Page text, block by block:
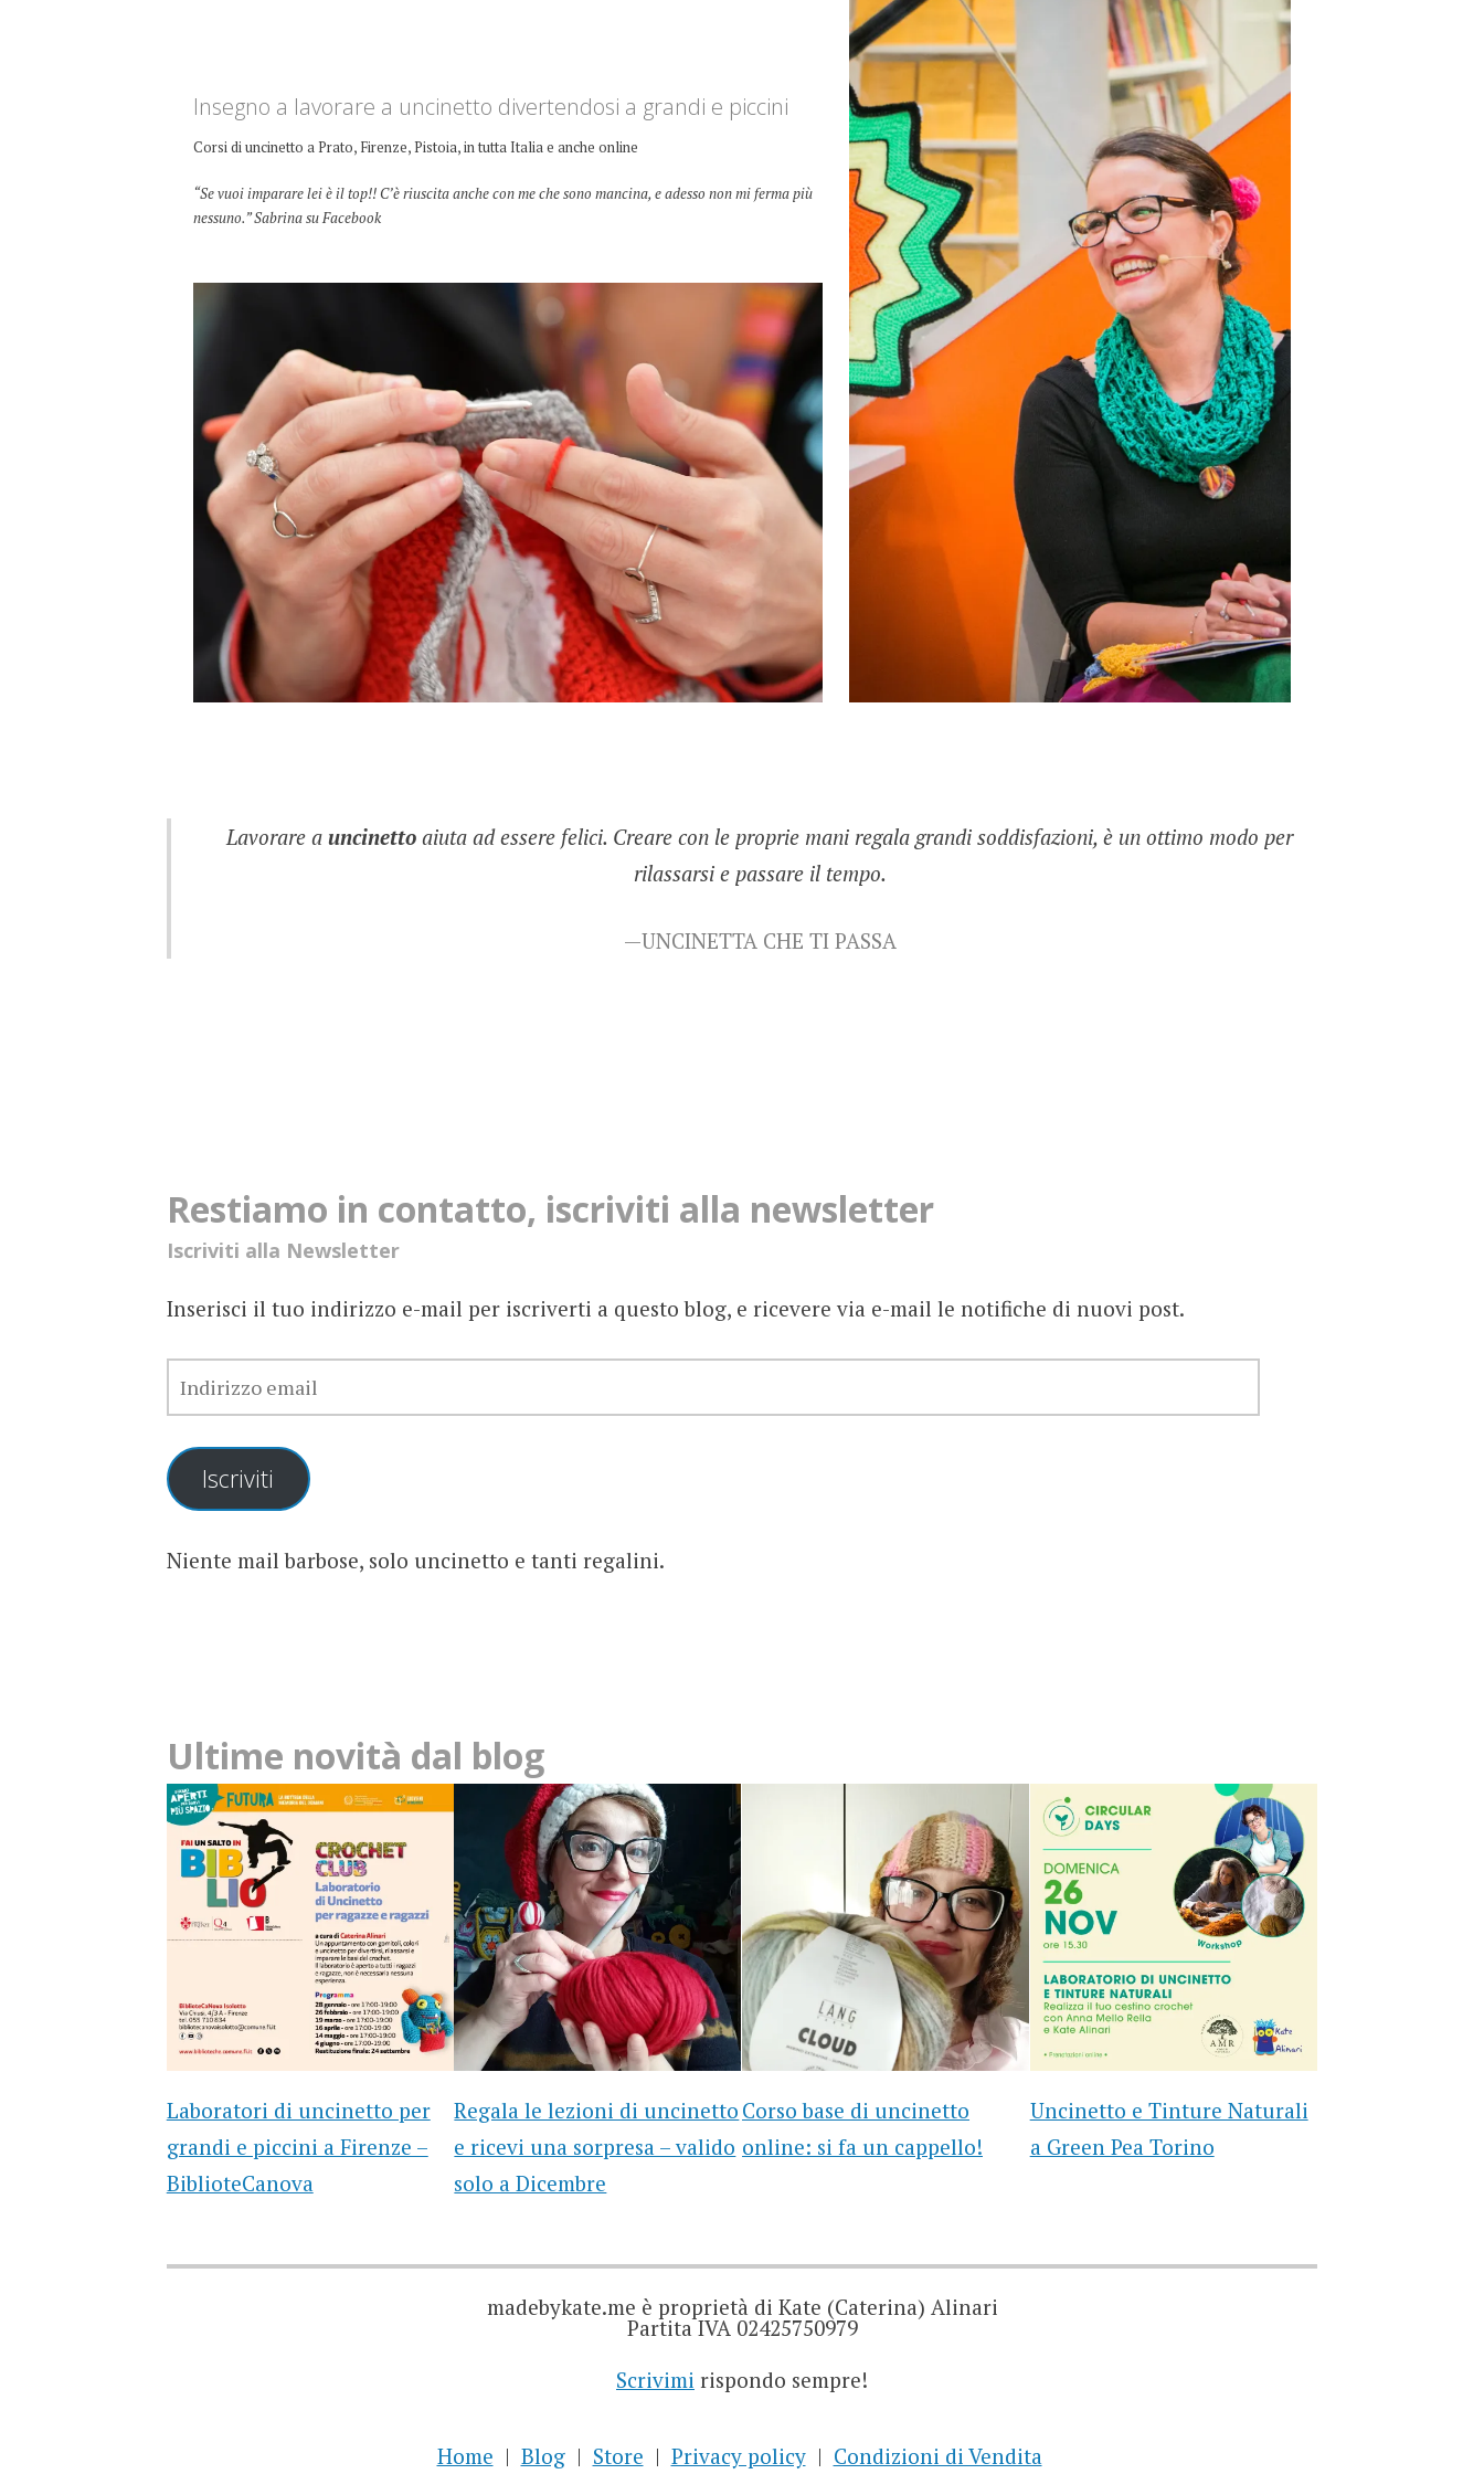
Insegno a lavorare a uncinetto divertendosi a grandi e piccini
Corsi di uncinetto a Prato, Firenze, Pistoia, in tutta Italia e anche online
“Se vuoi imparare lei è il top!! C’è riuscita anche con me che sono mancina, e adesso non mi ferma più
nessuno.” Sabrina su Facebook
Lavorare auncinetto aiuta ad essere felici. Creare con le proprie mani regala grandi soddisfazioni, è un ottimo modo per
rilassarsi e passare il tempo.
UNCINETTA CHE TI PASSA
Restiamo in contatto, iscriviti alla newsletter
Iscriviti alla Newsletter
Inserisci il tuo indirizzo e-mail per iscriverti a questo blog, e ricevere via e-mail le notifiche di nuovi post.
EMAIL
Iscriviti
Niente mail barbose, solo uncinetto e tanti regalini.
Ultime novità dal blog
Laboratori di uncinetto per
grandi e piccini a Firenze –
BiblioteCanova
Regala le lezioni di uncinetto
e ricevi una sorpresa – valido
solo a Dicembre
Corso base di uncinetto
online: si fa un cappello!
Uncinetto e Tinture Naturali
a Green Pea Torino
madebykate.me è proprietà di Kate (Caterina) Alinari
Partita IVA 02425750979
Scrivimi rispondo sempre!
Home Blog Store Privacy policy Condizioni di Vendita